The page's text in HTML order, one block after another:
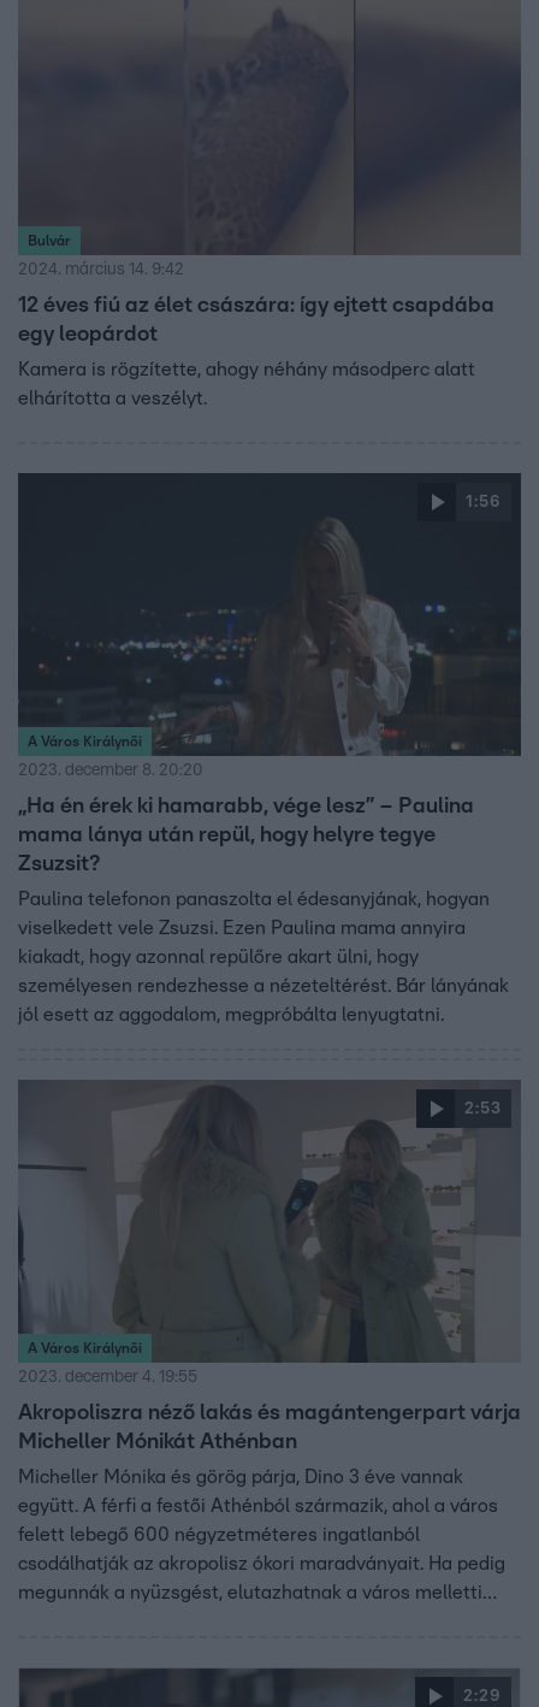
Bulvár
2024. március 14. 9:42
12 éves fiú az élet császára: így ejtett csapdába
egy leopárdot
Kamera is rögzítette, ahogy néhány másodperc alatt
elhárította a veszélyt.
1:56
A Város Királynői
2023. december 8. 20:20
„Ha én érek ki hamarabb, vége lesz” – Paulina
mama lánya után repül, hogy helyre tegye
Zsuzsit?
Paulina telefonon panaszolta el édesanyjának, hogyan
viselkedett vele Zsuzsi. Ezen Paulina mama annyira
kiakadt, hogy azonnal repülőre akart ülni, hogy
személyesen rendezhesse a nézeteltérést. Bár lányának
jól esett az aggodalom, megpróbálta lenyugtatni.
2:53
A Város Királynői
2023. december 4. 19:55
Akropoliszra néző lakás és magántengerpart várja
Micheller Mónikát Athénban
Micheller Mónika és görög párja, Dino 3 éve vannak
együtt. A férfi a festői Athénból származik, ahol a város
felett lebegő 600 négyzetméteres ingatlanból
csodálhatják az akropolisz ókori maradványait. Ha pedig
megunnák a nyüzsgést, elutazhatnak a város melletti
egymás társaságát. „Egyetlen dolog hiányzik, hogy
2:29